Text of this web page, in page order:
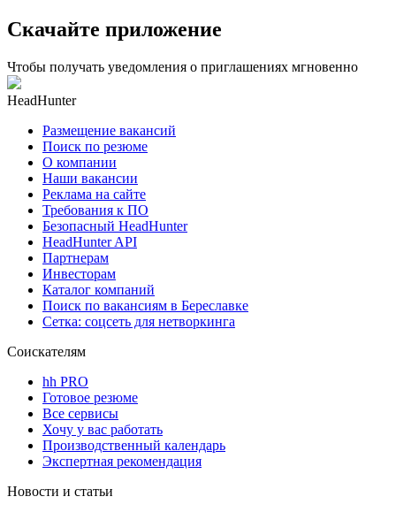
Скачайте приложение
Чтобы получать уведомления о приглашениях мгновенно
HeadHunter
Размещение вакансий
Поиск по резюме
О компании
Наши вакансии
Реклама на сайте
Требования к ПО
Безопасный HeadHunter
HeadHunter API
Партнерам
Инвесторам
Каталог компаний
Поиск по вакансиям в Береславке
Сетка: соцсеть для нетворкинга
Соискателям
hh PRO
Готовое резюме
Все сервисы
Хочу у вас работать
Производственный календарь
Экспертная рекомендация
Новости и статьи